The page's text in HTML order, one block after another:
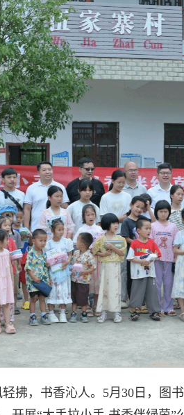
拂，书香沁人。5月30日，图